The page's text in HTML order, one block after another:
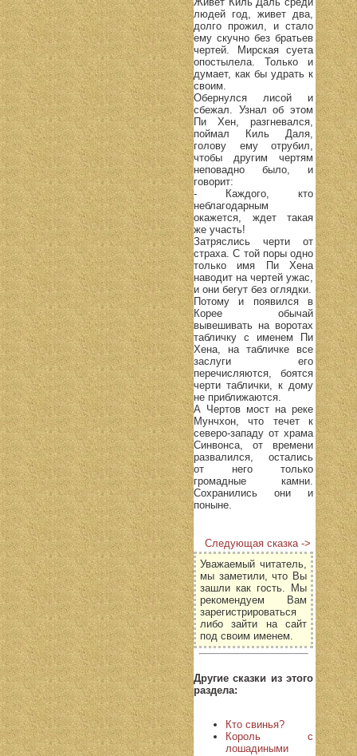
людей год, живет два,
долго прожил, и стало
ему скучно без братьев
чертей. Мирская суета
опостылела. Только и
думает, как бы удрать к
своим.
Обернулся лисой и
сбежал. Узнал об этом
Пи Хен, разгневался,
поймал Киль Даля,
голову ему отрубил,
чтобы другим чертям
неповадно было, и
говорит:
- Каждого, кто
неблагодарным
окажется, ждет такая
же участь!
Затряслись черти от
страха. С той поры одно
только имя Пи Хена
наводит на чертей ужас,
и они бегут без оглядки.
Потому и появился в
Корее обычай
вывешивать на воротах
табличку с именем Пи
Хена, на табличке все
заслуги его
перечисляются, боятся
черти таблички, к дому
не приближаются.
А Чертов мост на реке
Мунчхон, что течет к
северо-западу от храма
Синвонса, от времени
развалился, остались
от него только
громадные камни.
Сохранились они и
поныне.
Следующая сказка ->
Уважаемый читатель,
мы заметили, что Вы
зашли как гость. Мы
рекомендуем Вам
зарегистрироваться
либо зайти на сайт
под своим именем.
Другие сказки из этого
раздела:
Кто свинья?
Король с
лошадиными